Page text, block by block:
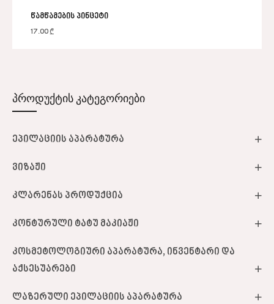
პროდუქტის კატეგორიები
ეპილაციის აპარატურა
ვიზაჟი
კლარენას პროდუქცია
კონტურული ტატუ მაკიაჟი
კოსმეტოლოგიური აპარატურა, ინვენტარი და
აქსესუარები
ლაზერული ეპილაციის აპარატურა
წამწამების პინცეტი
17.00₾